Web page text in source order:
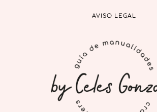
AVISO LEGAL